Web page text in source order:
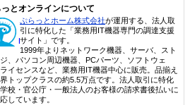
とオンラインについて
ぷらっとホーム株式会社が運用する、法人取
引に特化した「業務用IT機器専門の調達支援
サイト」です。
1999年よりネットワーク機器、サーバ、スト
、パソコン周辺機器、PCパーツ、ソフトウェ
イセンスなど、業務用IT機器中心に販売。品揃え
トップクラスの約5.5万点です。法人取引に特化
校・官公庁・一般法人のお客様の請求書後払いに
しています。